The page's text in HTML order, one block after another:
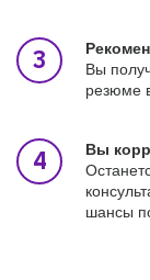
Вы
резюме
Вы
шансы